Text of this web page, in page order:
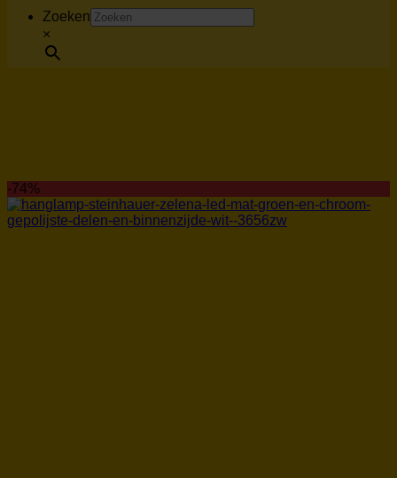
Zoeken
×
-74%